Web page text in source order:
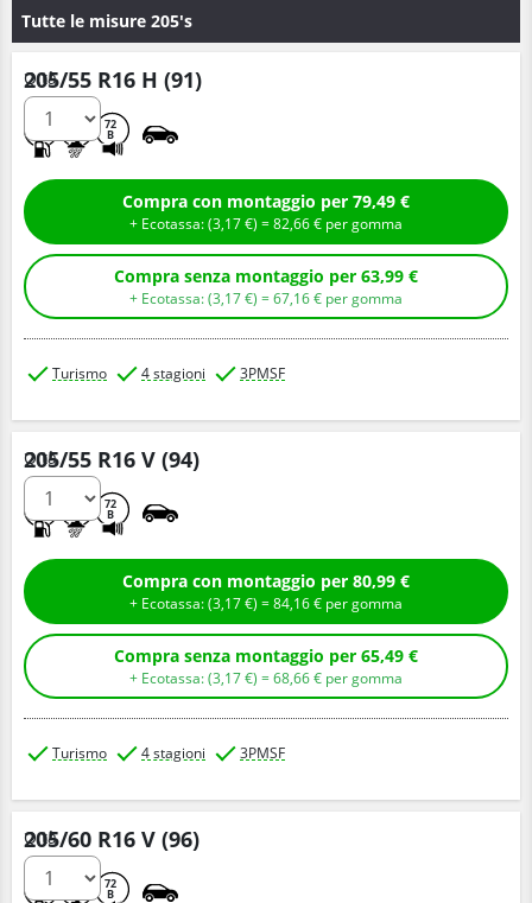
Tutte le misure 205's
205/55 R16 H (91)
72
B
Q.tà
Compra con montaggio per 79,49 €
+ Ecotassa: (3,17€ ) =82,66€ per gomma
Compra senza montaggio per 63,99 €
+ Ecotassa: (3,17€ ) =67,16€ per gomma
Turismo 4 stagioni 3PMSF
205/55 R16 V (94)
72
B
Q.tà
Compra con montaggio per 80,99 €
+ Ecotassa: (3,17€ ) =84,16€ per gomma
Compra senza montaggio per 65,49 €
+ Ecotassa: (3,17€ ) =68,66€ per gomma
Turismo 4 stagioni 3PMSF
205/60 R16 V (96)
72
B
Q.tà